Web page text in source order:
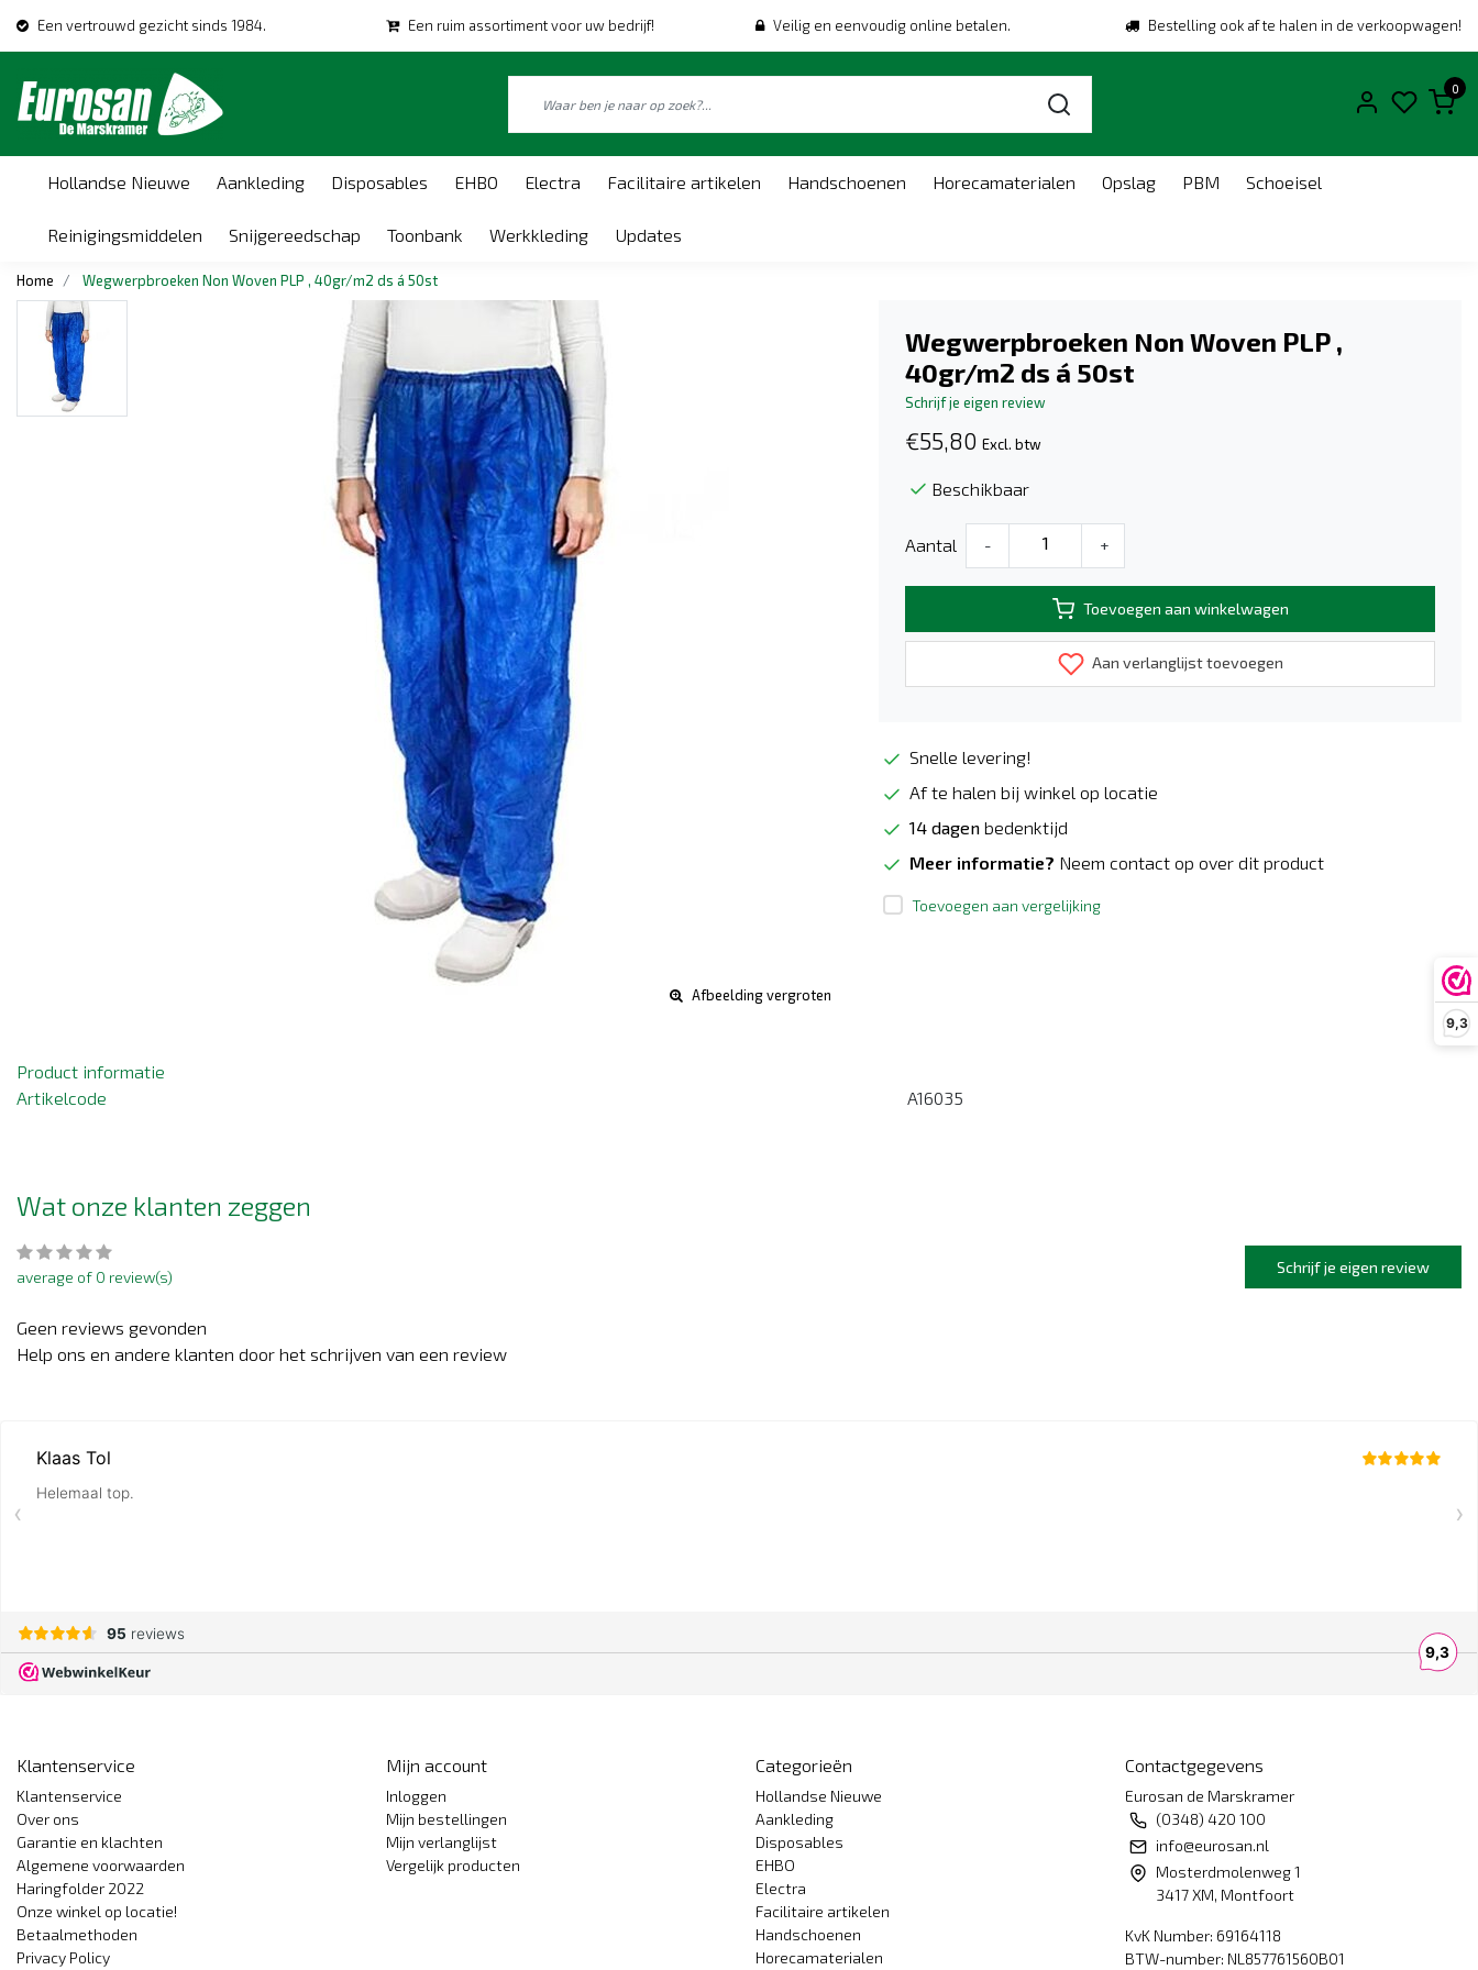
9,3
Een vertrouwd gezicht sinds 1984. Een ruim assortiment voor uw bedrijf! Veilig en eenvoudig online betalen. Bestelling ook af te halen in de verkoopwagen!
0
Hollandse Nieuwe Aankleding Disposables EHBO Electra Facilitaire artikelen Handschoenen Horecamaterialen Opslag PBM Schoeisel
Reinigingsmiddelen Snijgereedschap Toonbank Werkkleding Updates
Home Wegwerpbroeken Non Woven PLP , 40gr/m2 ds á 50st
Afbeelding vergroten
Wegwerpbroeken Non Woven PLP ,
40gr/m2 ds á 50st
Schrijf je eigen review
€55,80 Excl. btw
Beschikbaar
Aantal - +
Toevoegen aan winkelwagen
Aan verlanglijst toevoegen
Snelle levering!
Af te halen bij winkel op locatie
14 dagen bedenktijd
Meer informatie? Neem contact op over dit product
Toevoegen aan vergelijking
Product informatie
Artikelcode
A16035
Wat onze klanten zeggen
average of 0 review(s)
Schrijf je eigen review
Geen reviews gevonden
Help ons en andere klanten door het schrijven van een review
Klantenservice
Klantenservice
Over ons
Garantie en klachten
Algemene voorwaarden
Haringfolder 2022
Onze winkel op locatie!
Betaalmethoden
Privacy Policy
Mijn account
Inloggen
Mijn bestellingen
Mijn verlanglijst
Vergelijk producten
Categorieën
Hollandse Nieuwe
Aankleding
Disposables
EHBO
Electra
Facilitaire artikelen
Handschoenen
Horecamaterialen
Contactgegevens
Eurosan de Marskramer
(0348) 420 100
info@eurosan.nl
Mosterdmolenweg 1
3417 XM, Montfoort
KvK Number: 69164118
BTW-number: NL857761560B01